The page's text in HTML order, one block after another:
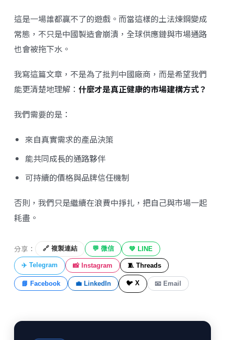
這是一場誰都贏不了的遊戲。而當這樣的土法煉鋼變成
常態，不只是中國製造會崩潰，全球供應鏈與市場通路
也會被拖下水。
我寫這篇文章，不是為了批判中國廠商，而是希望我們
能更清楚地理解： 什麼才是真正健康的市場建構方式？
我們需要的是：
來自真實需求的產品決策
能共同成長的通路夥伴
可持續的價格與品牌信任機制
否則，我們只是繼續在浪費中掙扎，把自己與市場一起
耗盡。
分享： 🔗 複製連結 💬 微信 💚 LINE
✈️ Telegram 📸 Instagram 🧵 Threads
📘 Facebook 💼 LinkedIn 🐦 X 📧 Email